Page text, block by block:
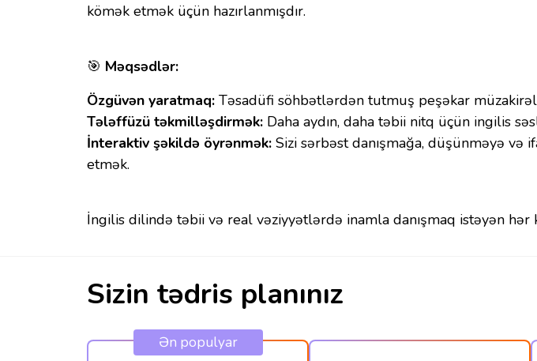
kömək etmək üçün hazırlanmışdır.
🎯 Məqsədlər:
Özgüvən yaratmaq: Təsadüfi söhbətlərdən tutmuş peşəkar
Tələffüzü təkmilləşdirmək: Daha aydın, daha təbii nitq üçün ingilis
İnteraktiv şəkildə öyrənmək: Sizi sərbəst danışmağa, düşünməyə
etmək.
İngilis dilində təbii və real vəziyyətlərdə inamla danışmaq istəyən
Sizin tədris planınız
Ən populyar